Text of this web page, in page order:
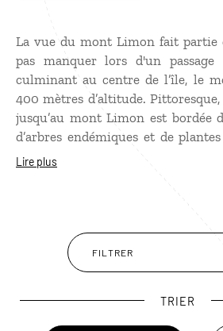
La vue du mont Limon fait partie
pas manquer lors d'un passage
culminant au centre de l’île, le
400 mètres d’altitude.
jusqu’au mont Limon est bordée
d’arbres endémiques et de
aux autres. Arrivée en haut, la
Lire plus
FILTRER
TRIER